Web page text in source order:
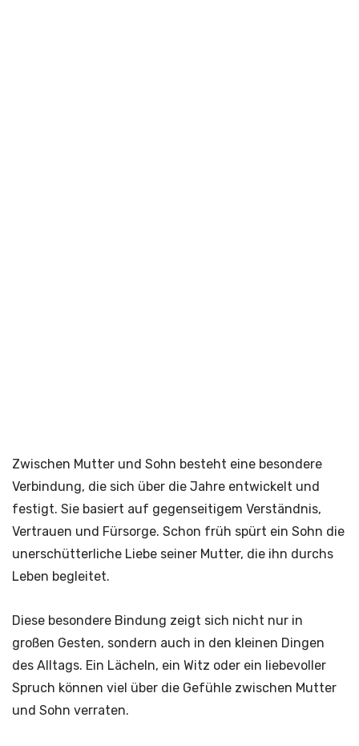
Zwischen Mutter und Sohn besteht eine besondere
Verbindung, die sich über die Jahre entwickelt und
festigt. Sie basiert auf gegenseitigem Verständnis,
Vertrauen und Fürsorge. Schon früh spürt ein Sohn die
unerschütterliche Liebe seiner Mutter, die ihn durchs
Leben begleitet.
Diese besondere Bindung zeigt sich nicht nur in
großen Gesten, sondern auch in den kleinen Dingen
des Alltags. Ein Lächeln, ein Witz oder ein liebevoller
Spruch können viel über die Gefühle zwischen Mutter
und Sohn verraten.